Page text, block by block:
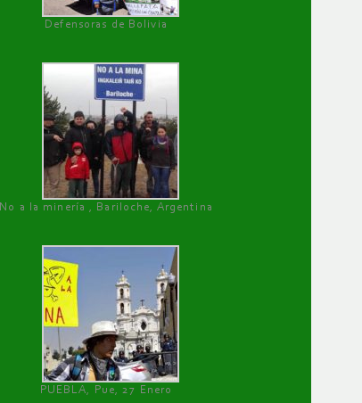
Defensoras de Bolivia
No a la minería , Bariloche, Argentina
PUEBLA, Pue, 27 Enero